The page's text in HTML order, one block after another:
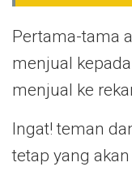
Pertama-tama
menjual
menjual ke
Ingat! teman
tetap yang